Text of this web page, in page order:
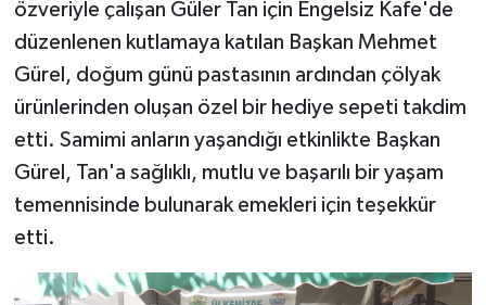
özveriyle çalışan Güler Tan için Engelsiz Kafe'de
düzenlenen kutlamaya katılan Başkan Mehmet
Gürel, doğum günü pastasının ardından çölyak
ürünlerinden oluşan özel bir hediye sepeti takdim
etti. Samimi anların yaşandığı etkinlikte Başkan
Gürel, Tan'a sağlıklı, mutlu ve başarılı bir yaşam
temennisinde bulunarak emekleri için teşekkür
etti.